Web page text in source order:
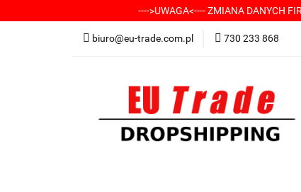
---->UWAGA<---- ZMIANA DANYCH
biuro@eu-trade.com.pl 730 233 868
KATEGORIE